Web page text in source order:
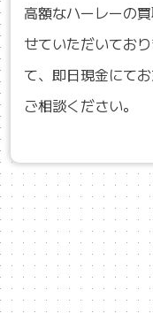
高額なハーレーの
せていただいてお
て、即日現金にて
ご相談ください。